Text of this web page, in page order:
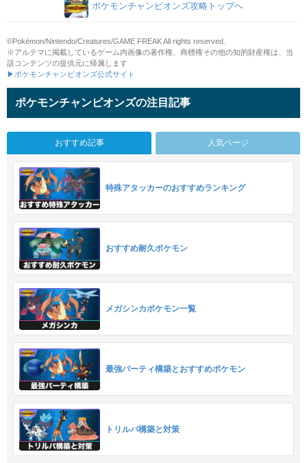
ポケモンチャンピオンズ攻略トップへ
©Pokémon/Nintendo/Creatures/GAME FREAK All rights reserved.
※アルテマに掲載しているゲーム内画像の著作権、商標権その他の知的財産権は、当
該コンテンツの提供元に帰属します
▶ポケモンチャンピオンズ公式サイト
ポケモンチャンピオンズの注目記事
おすすめ記事 人気ページ
特殊アタッカーのおすすめランキング
おすすめ耐久ポケモン
メガシンカポケモン一覧
最強パーティ構築とおすすめポケモン
トリルパ構築と対策